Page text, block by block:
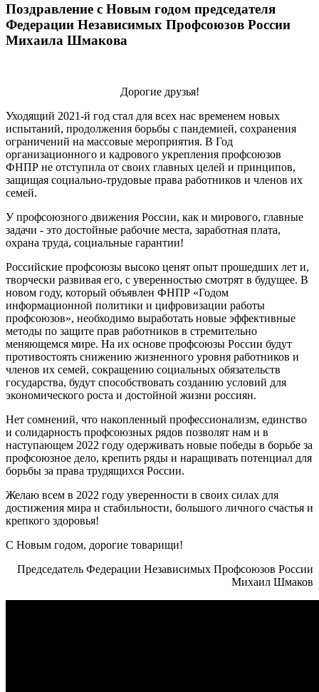
Поздравление с Новым годом председателя
Федерации Независимых Профсоюзов России
Михаила Шмакова
Дорогие друзья!
Уходящий 2021-й год стал для всех нас временем новых
испытаний, продолжения борьбы с пандемией, сохранения
ограничений на массовые мероприятия. В Год
организационного и кадрового укрепления профсоюзов
ФНПР не отступила от своих главных целей и принципов,
защищая социально-трудовые права работников и членов их
семей.
У профсоюзного движения России, как и мирового, главные
задачи - это достойные рабочие места, заработная плата,
охрана труда, социальные гарантии!
Российские профсоюзы высоко ценят опыт прошедших лет и,
творчески развивая его, с уверенностью смотрят в будущее. В
новом году, который объявлен ФНПР «Годом
информационной политики и цифровизации работы
профсоюзов», необходимо выработать новые эффективные
методы по защите прав работников в стремительно
меняющемся мире. На их основе профсоюзы России будут
противостоять снижению жизненного уровня работников и
членов их семей, сокращению социальных обязательств
государства, будут способствовать созданию условий для
экономического роста и достойной жизни россиян.
Нет сомнений, что накопленный профессионализм, единство
и солидарность профсоюзных рядов позволят нам и в
наступающем 2022 году одерживать новые победы в борьбе за
профсоюзное дело, крепить ряды и наращивать потенциал для
борьбы за права трудящихся России.
Желаю всем в 2022 году уверенности в своих силах для
достижения мира и стабильности, большого личного счастья и
крепкого здоровья!
С Новым годом, дорогие товарищи!
Председатель Федерации Независимых Профсоюзов России
Михаил Шмаков